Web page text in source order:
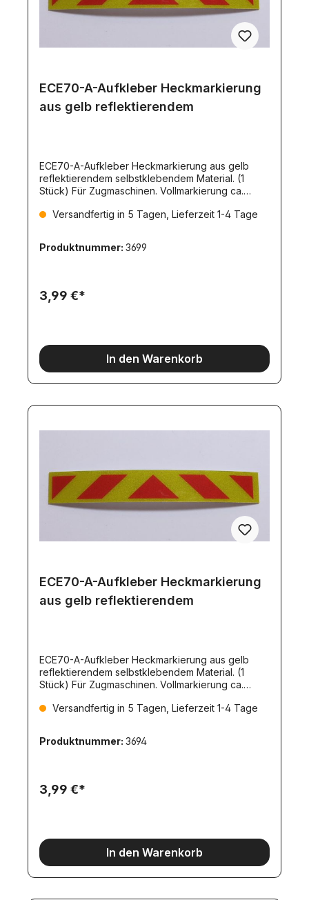
ECE70-A-Aufkleber Heckmarkierung
aus gelb reflektierendem
ECE70-A-Aufkleber Heckmarkierung aus gelb
reflektierendem selbstklebendem Material. (1
Stück) Für Zugmaschinen. Vollmarkierung ca.
Versandfertig in 5 Tagen, Lieferzeit 1-4 Tage
Produktnummer: 3699
3,99 €*
In den Warenkorb
ECE70-A-Aufkleber Heckmarkierung
aus gelb reflektierendem
ECE70-A-Aufkleber Heckmarkierung aus gelb
reflektierendem selbstklebendem Material. (1
Stück) Für Zugmaschinen. Vollmarkierung ca.
Versandfertig in 5 Tagen, Lieferzeit 1-4 Tage
Produktnummer: 3694
3,99 €*
In den Warenkorb